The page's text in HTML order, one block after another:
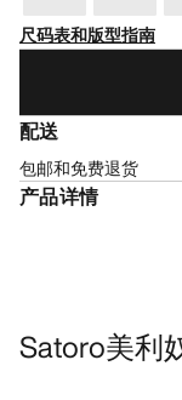
尺码表和版型指南
配送
包邮和免费退货
产品详情
Satoro美利